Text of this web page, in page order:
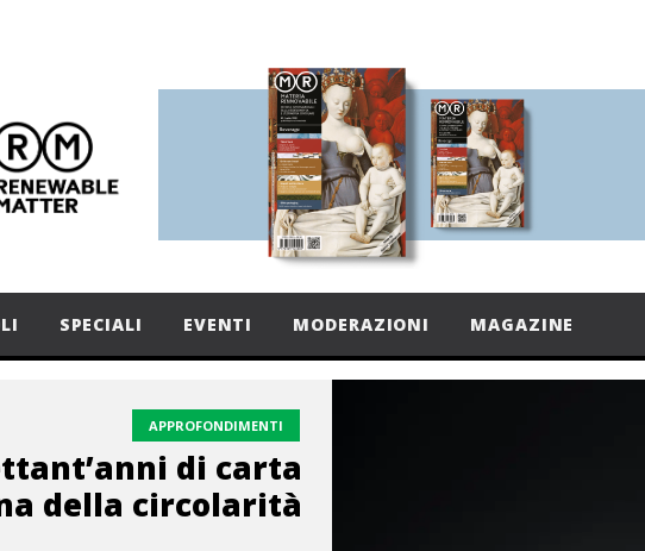
SPECIALI EVENTI MODERAZIONI MAGAZINE
APPROFONDIMENTI
di carta
della circolarità